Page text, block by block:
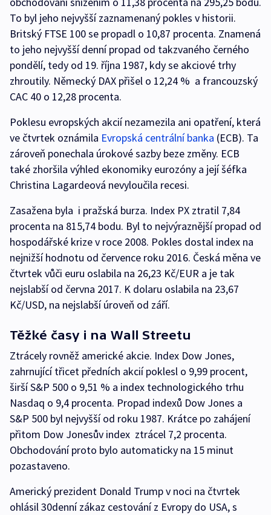
To byl jeho nejvyšší zaznamenaný pokles v historii.
Britský FTSE 100 se propadl o 10,87 procenta. Znamená
to jeho nejvyšší denní propad od takzvaného černého
pondělí, tedy od 19. října 1987, kdy se akciové trhy
zhroutily. Německý DAX přišel o 12,24 % a francouzský
CAC 40 o 12,28 procenta.
Poklesu evropských akcií nezamezila ani opatření, která
ve čtvrtek oznámila Evropská centrální banka (ECB). Ta
zároveň ponechala úrokové sazby beze změny. ECB
také zhoršila výhled ekonomiky eurozóny a její šéfka
Christina Lagardeová nevyloučila recesi.
Zasažena byla i pražská burza. Index PX ztratil 7,84
procenta na 815,74 bodu. Byl to nejvýraznější propad od
hospodářské krize v roce 2008. Pokles dostal index na
nejnižší hodnotu od července roku 2016. Česká měna ve
čtvrtek vůči euru oslabila na 26,23 Kč/EUR a je tak
nejslabší od června 2017. K dolaru oslabila na 23,67
Kč/USD, na nejslabší úroveň od září.
Těžké časy i na Wall Streetu
Ztrácely rovněž americké akcie. Index Dow Jones,
zahrnující třicet předních akcií poklesl o 9,99 procent,
širší S&P 500 o 9,51 % a index technologického trhu
Nasdaq o 9,4 procenta. Propad indexů Dow Jones a
S&P 500 byl nejvyšší od roku 1987. Krátce po zahájení
přitom Dow Jonesův index ztrácel 7,2 procenta.
Obchodování proto bylo automaticky na 15 minut
pozastaveno.
Americký prezident Donald Trump v noci na čtvrtek
ohlásil 30denní zákaz cestování z Evropy do USA, s